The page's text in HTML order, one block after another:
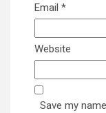
Email *
Website
Save my